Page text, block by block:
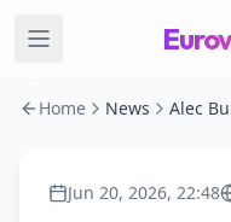
Home News
Jun 20, 2026, 22:48